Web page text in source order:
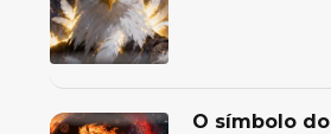
O símbolo